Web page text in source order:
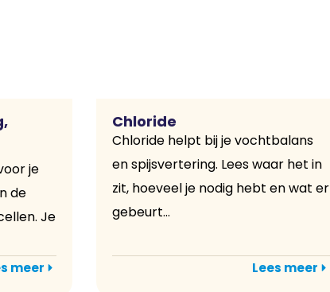
je
de
Je
meer
Chloride
Chloride helpt bij je vochtbalans
en spijsvertering. Lees waar het in
zit, hoeveel je nodig hebt en wat er
gebeurt...
Lees meer